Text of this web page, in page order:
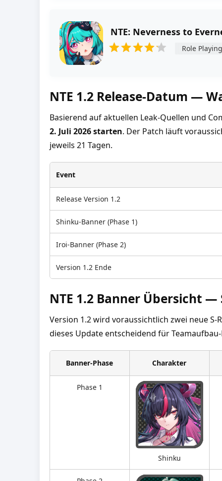
NTE: Neverness to
Role
NTE 1.2 Release-Datum —
Basierend auf aktuellen Leak-Quellen und
2. Juli 2026 starten. Der Patch läuft
jeweils 21 Tagen.
Event
Release Version 1.2
Shinku-Banner (Phase 1)
Iroi-Banner (Phase 2)
Version 1.2 Ende
NTE 1.2 Banner Übersicht
Version 1.2 wird voraussichtlich zwei neue
dieses Update entscheidend für
Banner-Phase Charakter
Phase 1
Shinku